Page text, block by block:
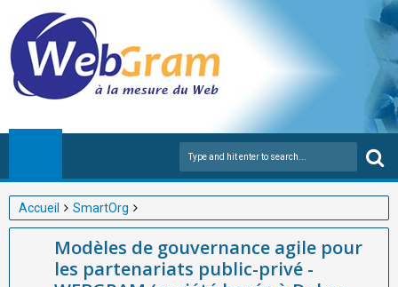
Accueil
SmartOrg
Modèles de gouvernance agile pour les partenariats public-privé
- WEBGRAM (société basée à Dakar-Sénégal), meilleure
entreprise(société / agence) de développement d'applications
Modèles de gouvernance agile pour
les partenariats public-privé -